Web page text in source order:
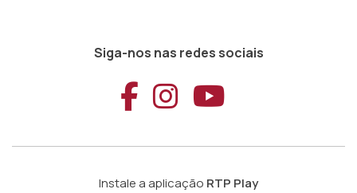
Siga-nos nas redes sociais
Aceder ao
Aceder ao
Aceder
Instale a aplicação RTP Play